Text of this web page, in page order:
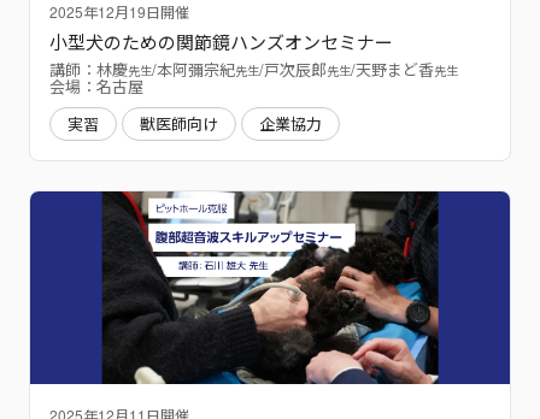
2025年12月19日開催
小型犬のための関節鏡ハンズオンセミナー
講師：林慶先生/本阿彌宗紀先生/戸次辰郎先生/天野まど香先生
会場：名古屋
実習
獣医師向け 企業協力
2025年12月11日開催